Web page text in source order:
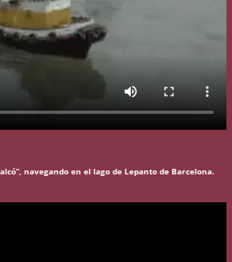
navegando en el lago de Lepanto de Barcelona.